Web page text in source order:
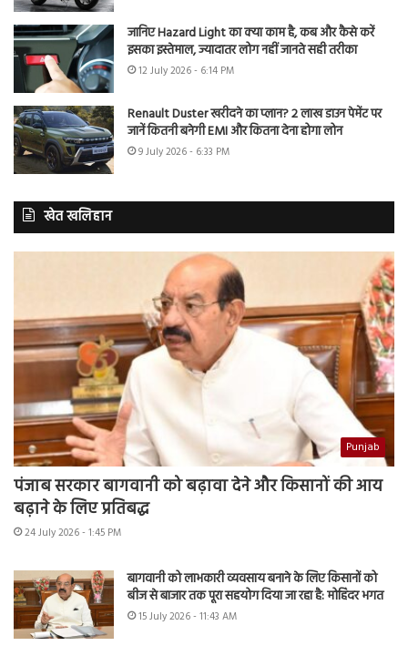
जानिए Hazard Light का क्या काम है, कब और कैसे करें
इसका इस्तेमाल, ज्यादातर लोग नहीं जानते सही तरीका
12 July 2026 - 6:14 PM
Renault Duster खरीदने का प्लान? 2 लाख डाउन पेमेंट पर
जानें कितनी बनेगी EMI और कितना देना होगा लोन
9 July 2026 - 6:33 PM
खेत खलिहान
Punjab
पंजाब सरकार बागवानी को बढ़ावा देने और किसानों की आय
बढ़ाने के लिए प्रतिबद्ध
24 July 2026 - 1:45 PM
बागवानी को लाभकारी व्यवसाय बनाने के लिए किसानों को
बीज से बाजार तक पूरा सहयोग दिया जा रहा है: मोहिंदर भगत
15 July 2026 - 11:43 AM